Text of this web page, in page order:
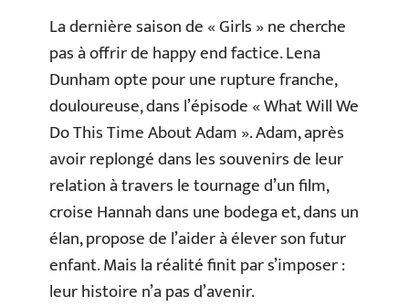
La dernière saison de « Girls » ne cherche
pas à offrir de happy end factice. Lena
Dunham opte pour une rupture franche,
douloureuse, dans l’épisode « What Will We
Do This Time About Adam ». Adam, après
avoir replongé dans les souvenirs de leur
relation à travers le tournage d’un film,
croise Hannah dans une bodega et, dans un
élan, propose de l’aider à élever son futur
enfant. Mais la réalité finit par s’imposer :
leur histoire n’a pas d’avenir.